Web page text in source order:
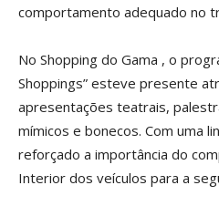
comportamento adequado no
No Shopping do Gama , o
Shoppings” esteve presente
apresentações teatrais,
mímicos e bonecos. Com uma
reforçado a importância do
Interior dos veículos para a